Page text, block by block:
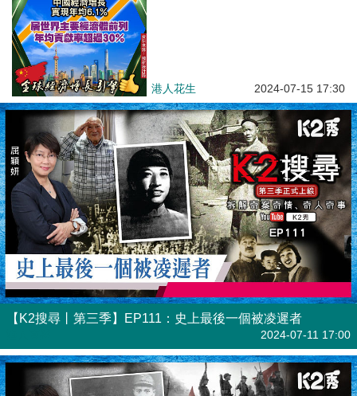
港人花生 2024-07-15 17:30
【K2搜尋丨第三季】EP111：史上最後一個被凌遲者
2024-07-11 17:00